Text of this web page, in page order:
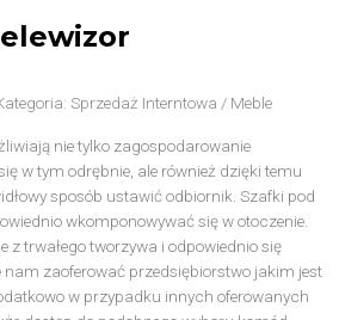
Sprzedaż Interntowa / Meble
nie tylko zagospodarowanie
w tym odrębnie, ale również dzięki temu
sposób ustawić odbiornik. Szafki pod
wkomponowywać się w otoczenie.
z trwałego tworzywa i odpowiednio się
nam zaoferować przedsiębiorstwo jakim jest
w przypadku innych oferowanych